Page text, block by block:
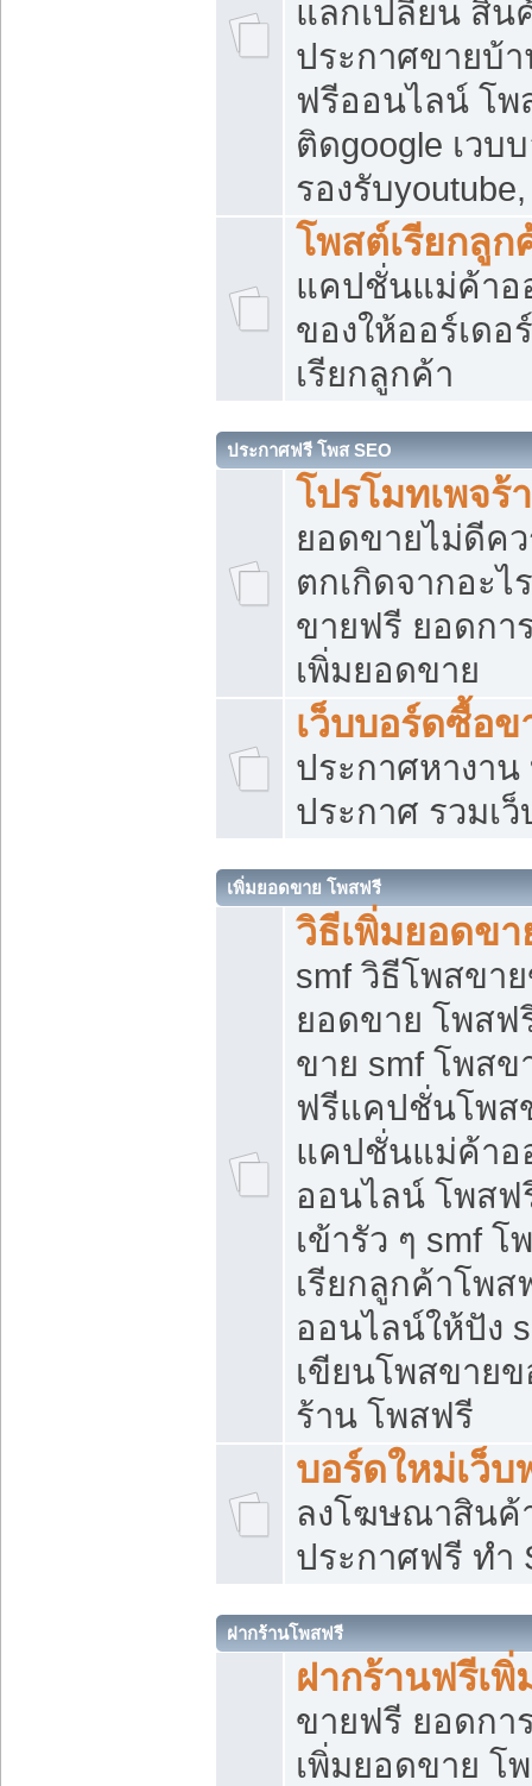
แลกเปลี่ยน สิน
ประกาศขายบ้
ฟรีออนไลน์ โพ
ติดgoogle เวบ
รองรับ
โพสต์เรียกลูก
แคปชั่นแม่ค้าอ
ของให้ออร์เดอ
เรียกลูกค้า
ประกาศฟรี โพส SEO
โปรโมทเพจร้
ยอดขายไม่ดีค
ตกเกิดจากอะไ
ขายฟรี ยอดกา
เพิ่มยอดขาย
เว็บบอร์ดซื้อข
ประกาศหางาน
ประกาศ รวมเ
เพิ่มยอดขาย โพสฟรี
วิธีเพิ่มยอดข
smf วิธีโพสขา
ยอดขาย โพสฟ
ขาย smf โพส
ฟรีแคปชั่นโพส
แคปชั่นแม่ค้า
ออนไลน์ โพสฟ
เข้ารัว ๆ smf
เรียกลูกค้าโพส
ออนไลน์ให้ปัง
เขียนโพสขาย
ร้าน โพสฟรี
บอร์ดใหม่เว็บ
ลงโฆษณาสิน
ประกาศฟรี ทำ
ฝากร้านโพสฟรี
ฝากร้านฟรีเ
ขายฟรี ยอดกา
เพิ่มยอดขาย โ